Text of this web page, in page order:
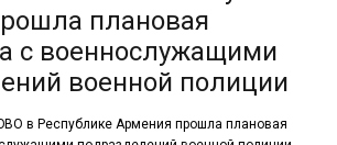
плановая
с военнослужащими
военной полиции